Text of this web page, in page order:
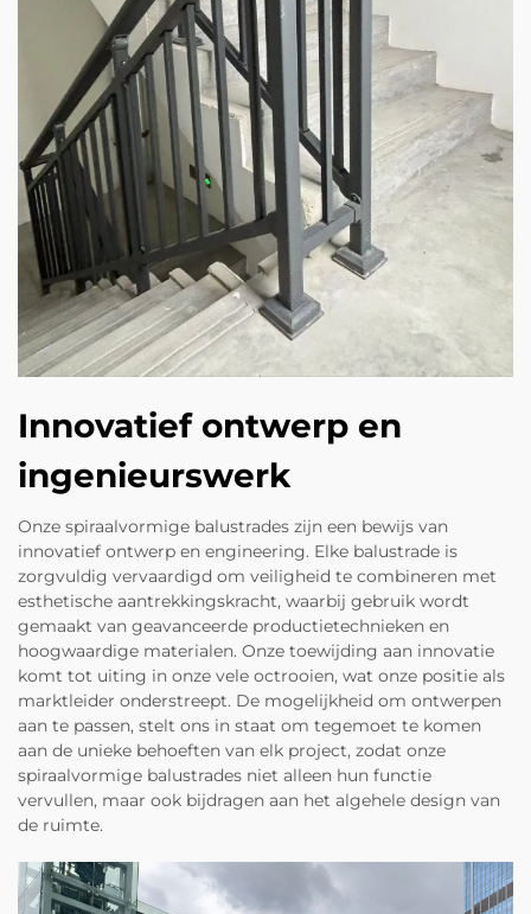
Innovatief ontwerp en
ingenieurswerk
Onze spiraalvormige balustrades zijn een bewijs van
innovatief ontwerp en engineering. Elke balustrade is
zorgvuldig vervaardigd om veiligheid te combineren met
esthetische aantrekkingskracht, waarbij gebruik wordt
gemaakt van geavanceerde productietechnieken en
hoogwaardige materialen. Onze toewijding aan innovatie
komt tot uiting in onze vele octrooien, wat onze positie als
marktleider onderstreept. De mogelijkheid om ontwerpen
aan te passen, stelt ons in staat om tegemoet te komen
aan de unieke behoeften van elk project, zodat onze
spiraalvormige balustrades niet alleen hun functie
vervullen, maar ook bijdragen aan het algehele design van
de ruimte.